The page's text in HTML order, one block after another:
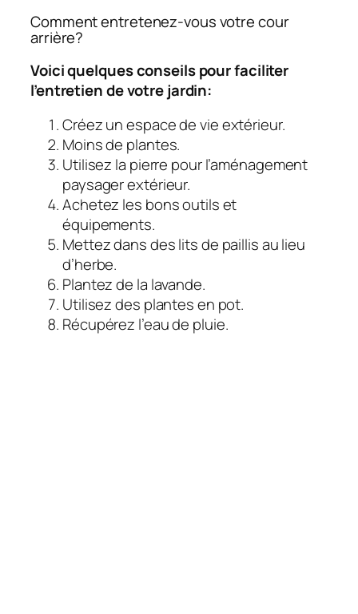
Comment entretenez-vous votre cour
arrière?
Voici quelques conseils pour faciliter
l’entretien de votre jardin:
Créez un espace de vie extérieur.
Moins de plantes.
Utilisez la pierre pour l’aménagement
paysager extérieur.
Achetez les bons outils et
équipements.
Mettez dans des lits de paillis au lieu
d’herbe.
Plantez de la lavande.
Utilisez des plantes en pot.
Récupérez l’eau de pluie.